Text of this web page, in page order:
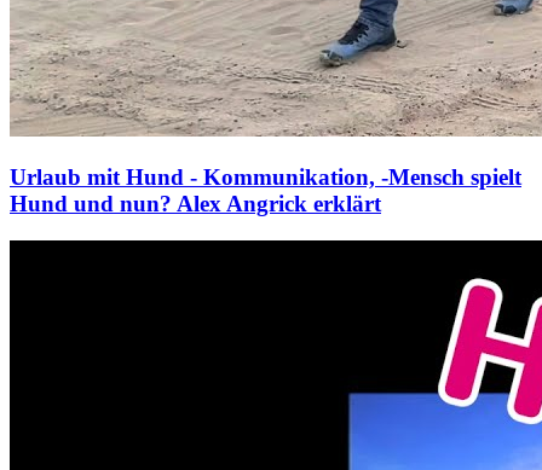
Urlaub mit Hund - Kommunikation, -Mensch spielt
Hund und nun? Alex Angrick erklärt